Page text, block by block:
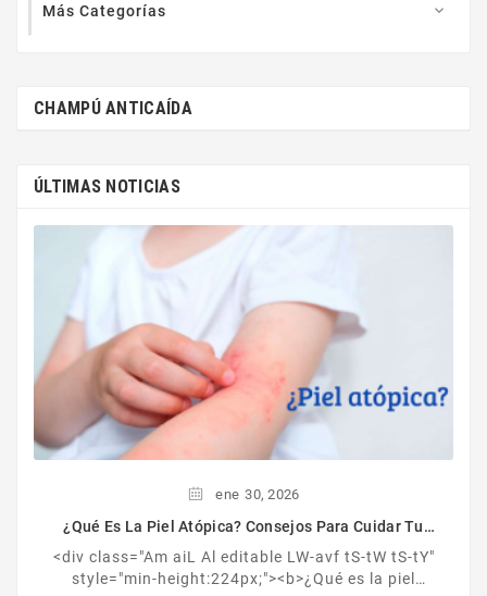
Más Categorías 
CHAMPÚ ANTICAÍDA
ÚLTIMAS NOTICIAS
ene 30, 2026
¿Qué Es La Piel Atópica? Consejos Para Cuidar Tu
<div class="Am aiL Al editable LW-avf tS-tW tS-tY"
style="min-height:224px;"><b>¿Qué es la piel